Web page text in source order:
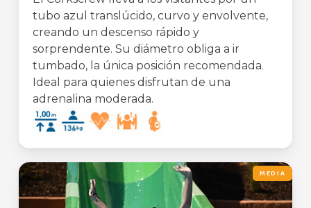
tubo azul translúcido, curvo y envolvente,
creando un descenso rápido y
sorprendente. Su diámetro obliga a ir
tumbado, la única posición recomendada.
Ideal para quienes disfrutan de una
adrenalina moderada.
MEDIA